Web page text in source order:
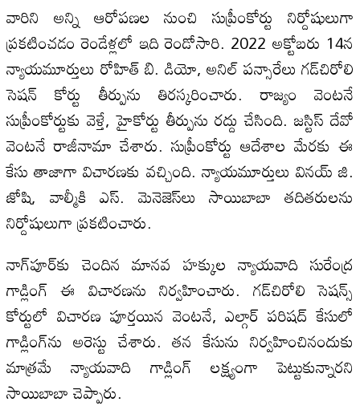
వారిని అన్ని ఆరోపణల నుంచి సుప్రీంకోర్టు నిర్దోషులుగా
ప్రకటించడం రెండేళ్లలో ఇది రెండోసారి. 2022 అక్టోబరు 14న
న్యాయమూర్తులు రోహిత్ బి. డియో, అనిల్ పన్సారేలు గడ్‌చిరోలి
సెషన్ కోర్టు తీర్పును తిరస్కరించారు. రాజ్యం వెంటనే
సుప్రీంకోర్టుకు వెళ్తే, హైకోర్టు తీర్పును రద్దు చేసింది. జస్టిస్ దేవో
వెంటనే రాజీనామా చేశారు. సుప్రీంకోర్టు ఆదేశాల మేరకు ఈ
కేసు తాజాగా విచారణకు వచ్చింది. న్యాయమూర్తులు వినయ్ జి.
జోషి, వాల్మీకి ఎస్. మెనెజెస్‌లు సాయిబాబా తదితరులను
నిర్దోషులుగా ప్రకటించారు.
నాగ్‌పూర్‌కు చెందిన మానవ హక్కుల న్యాయవాది సురేంద్ర
గాడ్లింగ్ ఈ విచారణను నిర్వహించారు. గడ్‌చిరోలి సెషన్స్
కోర్టులో విచారణ పూర్తయిన వెంటనే, ఎల్గార్ పరిషద్ కేసులో
గాడ్లింగ్‌ను అరెస్టు చేశారు. తన కేసును నిర్వహించినందుకు
మాత్రమే న్యాయవాది గాడ్లింగ్ లక్ష్యంగా పెట్టుకున్నారని
సాయిబాబా చెప్పారు.